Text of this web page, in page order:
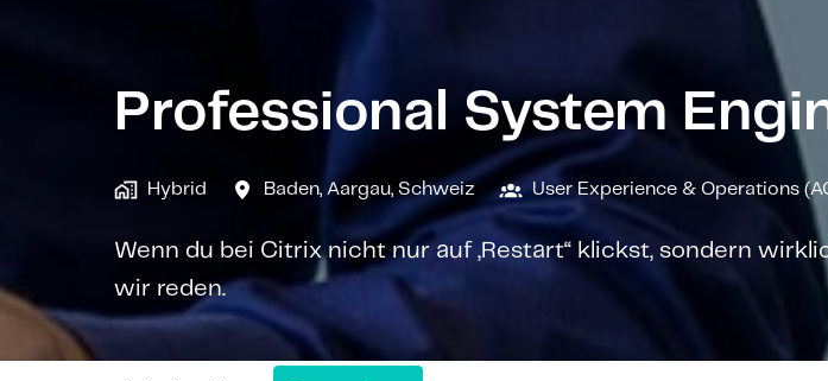
Professional System
Hybrid Baden, Aargau, Schweiz User Experience & Operations
Wenn du bei Citrix nicht nur auf „Restart“ klickst, sondern
wir reden.